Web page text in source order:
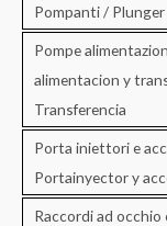
Pompanti / Plunger
Pompe
alimentacion y
Transferencia
Porta iniettori e
Portainyector y
Raccordi ad